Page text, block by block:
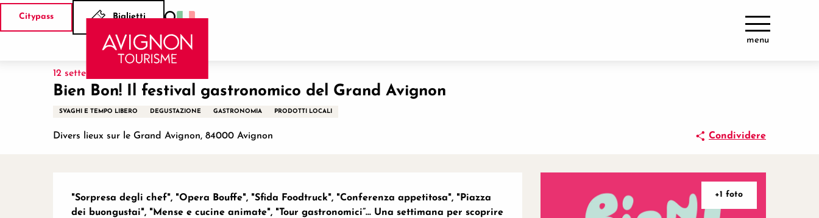
Aller
Citypass Biglietti
Ricerca
menu
Casa Bien Bon! Il festival gastronomico del Grand Avignon
12 settembre > 18 settembre
Bien Bon! Il festival gastronomico del Grand Avignon
SVAGHI E TEMPO LIBERO DEGUSTAZIONE GASTRONOMIA PRODOTTI LOCALI
Divers lieux sur le Grand Avignon, 84000 Avignon Condividere
+1 foto
Descrizione
"Sorpresa degli chef", "Opera Bouffe", "Sfida Foodtruck", "Conferenza appetitosa", "Piazza
dei buongustai", "Mense e cucine animate", "Tour gastronomici”… Una settimana per scoprire